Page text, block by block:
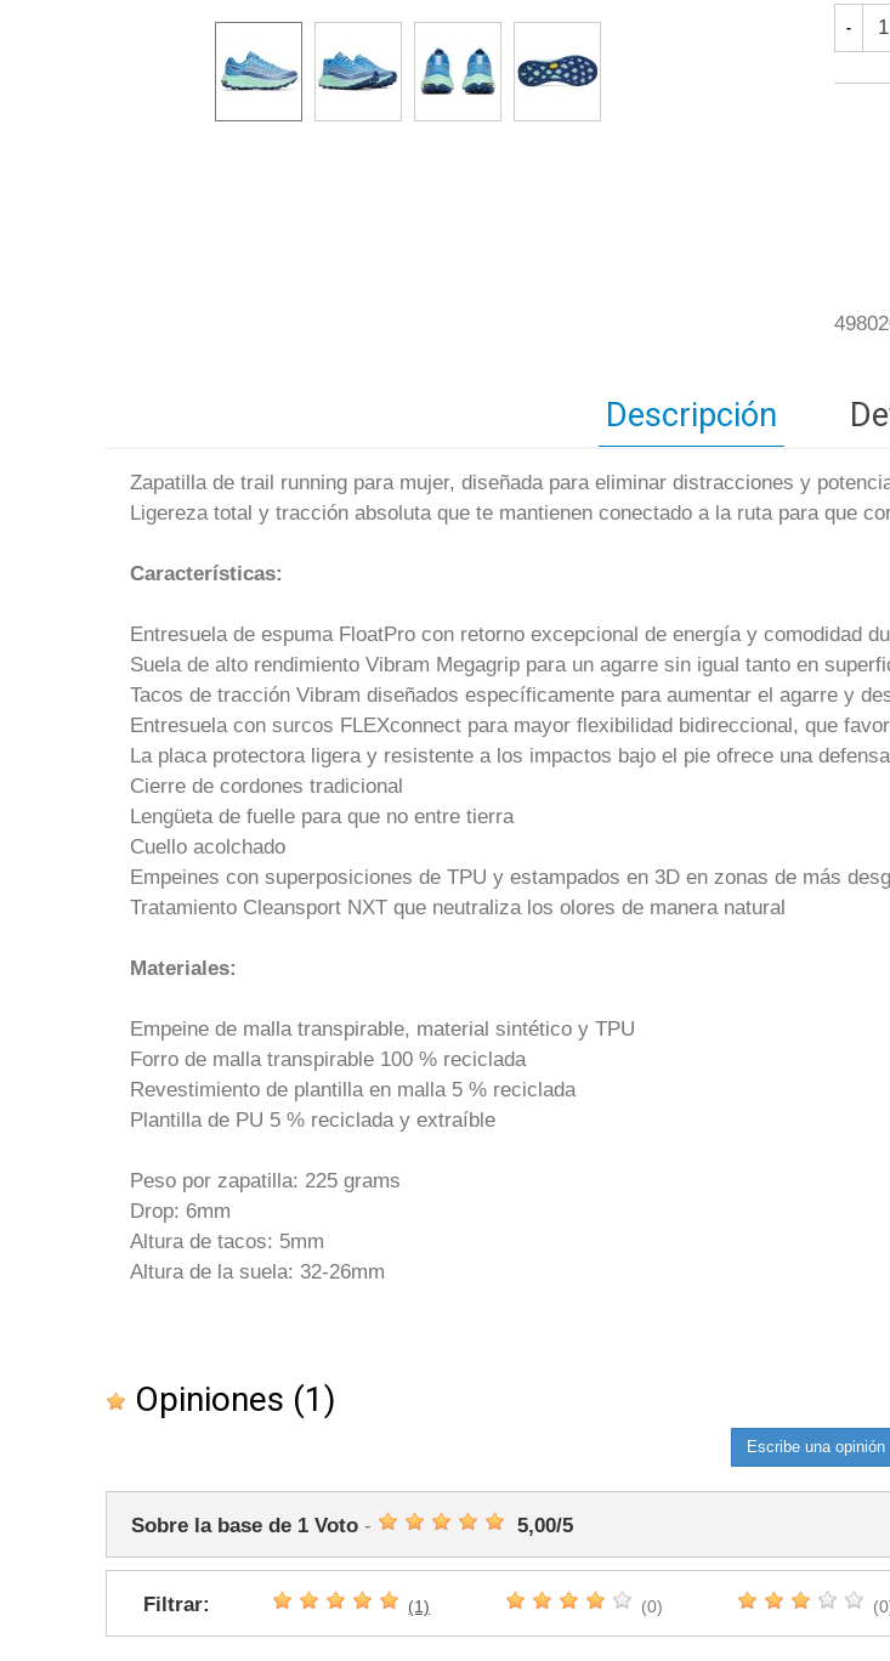
-
Descripción
Zapatilla de trail running para mujer, diseñada para eliminar distracciones y
Ligereza total y tracción absoluta que te mantienen conectado a la ruta para que
Características:
Entresuela de espuma FloatPro con retorno excepcional de energía y comodidad
Suela de alto rendimiento Vibram Megagrip para un agarre sin igual tanto en
Tacos de tracción Vibram diseñados específicamente para aumentar el agarre y
Entresuela con surcos FLEXconnect para mayor flexibilidad bidireccional, que
La placa protectora ligera y resistente a los impactos bajo el pie ofrece una
Cierre de cordones tradicional
Lengüeta de fuelle para que no entre tierra
Cuello acolchado
Empeines con superposiciones de TPU y estampados en 3D en zonas de más
Tratamiento Cleansport NXT que neutraliza los olores de manera natural
Materiales:
Empeine de malla transpirable, material sintético y TPU
Forro de malla transpirable 100 % reciclada
Revestimiento de plantilla en malla 5 % reciclada
Plantilla de PU 5 % reciclada y extraíble
Peso por zapatilla: 225 grams
Drop: 6mm
Altura de tacos: 5mm
Altura de la suela: 32-26mm
Opiniones (1)
Escribe una opinión
Sobre la base de 1 Voto - 5,00/5
Filtrar: (1) (0)